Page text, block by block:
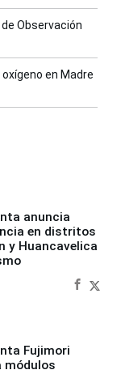
Observación
en Madre
anuncia
en distritos
y Huancavelica
Fujimori
módulos